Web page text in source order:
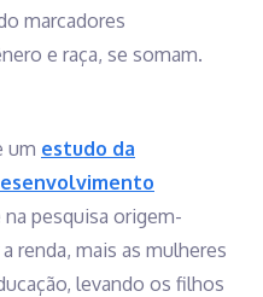
marcadores
e raça, se somam.
um estudo da
pesquisa origem-
renda, mais as mulheres
levando os filhos